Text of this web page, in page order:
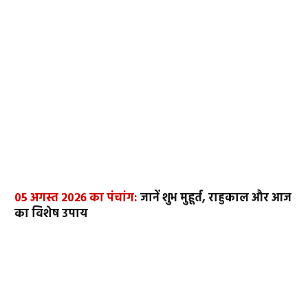
05 अगस्त 2026 का पंचांग:जानें शुभ मुहूर्त, राहुकाल और आज
का विशेष उपाय